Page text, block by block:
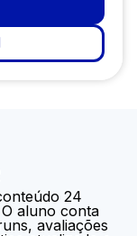
24
aluno conta
avaliações